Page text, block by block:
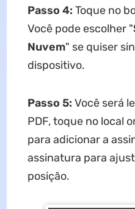
Passo 4: Toque no
Você pode escolher "
Nuvem" se quiser
dispositivo.
Passo 5: Você será
PDF, toque no local
para adicionar a
assinatura para
posição.